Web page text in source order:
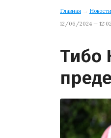
Главная →
12/06/2024 — 12:02
Тибо